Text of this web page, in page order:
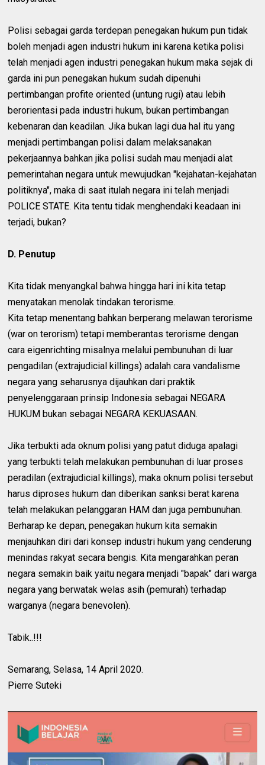
Polisi sebagai garda terdepan penegakan hukum pun tidak
boleh menjadi agen industri hukum ini karena ketika polisi
telah menjadi agen industri penegakan hukum maka sejak di
garda ini pun penegakan hukum sudah dipenuhi
pertimbangan profite oriented (untung rugi) atau lebih
berorientasi pada industri hukum, bukan pertimbangan
kebenaran dan keadilan. Jika bukan lagi dua hal itu yang
menjadi pertimbangan polisi dalam melaksanakan
pekerjaannya bahkan jika polisi sudah mau menjadi alat
pemerintahan negara untuk mewujudkan "kejahatan-kejahatan
politiknya", maka di saat itulah negara ini telah menjadi
POLICE STATE. Kita tentu tidak menghendaki keadaan ini
terjadi, bukan?
D. Penutup
Kita tidak menyangkal bahwa hingga hari ini kita tetap
menyatakan menolak tindakan terorisme.
Kita tetap menentang bahkan berperang melawan terorisme
(war on terorism) tetapi memberantas terorisme dengan
cara eigenrichting misalnya melalui pembunuhan di luar
pengadilan (extrajudicial killings) adalah cara vandalisme
negara yang seharusnya dijauhkan dari praktik
penyelenggaraan prinsip Indonesia sebagai NEGARA
HUKUM bukan sebagai NEGARA KEKUASAAN.
Jika terbukti ada oknum polisi yang patut diduga apalagi
yang terbukti telah melakukan pembunuhan di luar proses
peradilan (extrajudicial killings), maka oknum polisi tersebut
harus diproses hukum dan diberikan sanksi berat karena
telah melakukan pelanggaran HAM dan juga pembunuhan.
Berharap ke depan, penegakan hukum kita semakin
menjauhkan diri dari konsep industri hukum yang cenderung
menindas rakyat secara bengis. Kita mengarahkan peran
negara semakin baik yaitu negara menjadi "bapak" dari warga
negara yang berwatak welas asih (pemurah) terhadap
warganya (negara benevolen).
Tabik..!!!
Semarang, Selasa, 14 April 2020.
Pierre Suteki